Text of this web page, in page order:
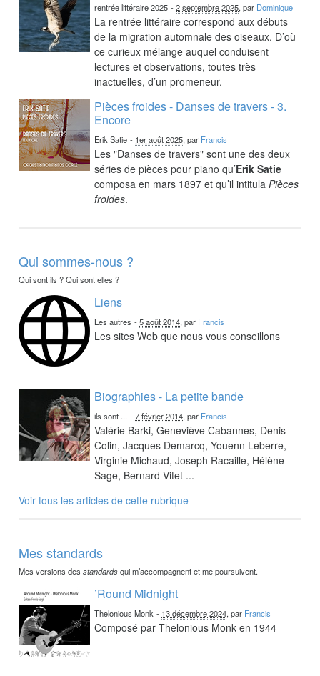
rentrée littéraire 2025 -2 septembre 2025, par Dominique
La rentrée littéraire correspond aux débuts
de la migration automnale des oiseaux. D’où
ce curieux mélange auquel conduisent
lectures et observations, toutes très
inactuelles, d’un promeneur.
Pièces froides - Danses de travers - 3.
Encore
Erik Satie - 1er août 2025, par Francis
Les "Danses de travers" sont une des deux
séries de pièces pour piano qu’Erik Satie
composa en mars 1897 et qu’il intitulaPièces
froides.
Qui sommes-nous ?
Qui sont ils ? Qui sont elles ?
Liens
Les autres -5 août 2014, par Francis
Les sites Web que nous vous conseillons
Biographies - La petite bande
ils sont ... -7 février 2014, par Francis
Valérie Barki, Geneviève Cabannes, Denis
Colin, Jacques Demarcq, Youenn Leberre,
Virginie Michaud, Joseph Racaille, Hélène
Sage, Bernard Vitet ...
Voir tous les articles de cette rubrique
Mes standards
Mes versions desstandardsqui m’accompagnent et me poursuivent.
’Round Midnight
Thelonious Monk - 13 décembre 2024, par Francis
Composé par Thelonious Monk en 1944